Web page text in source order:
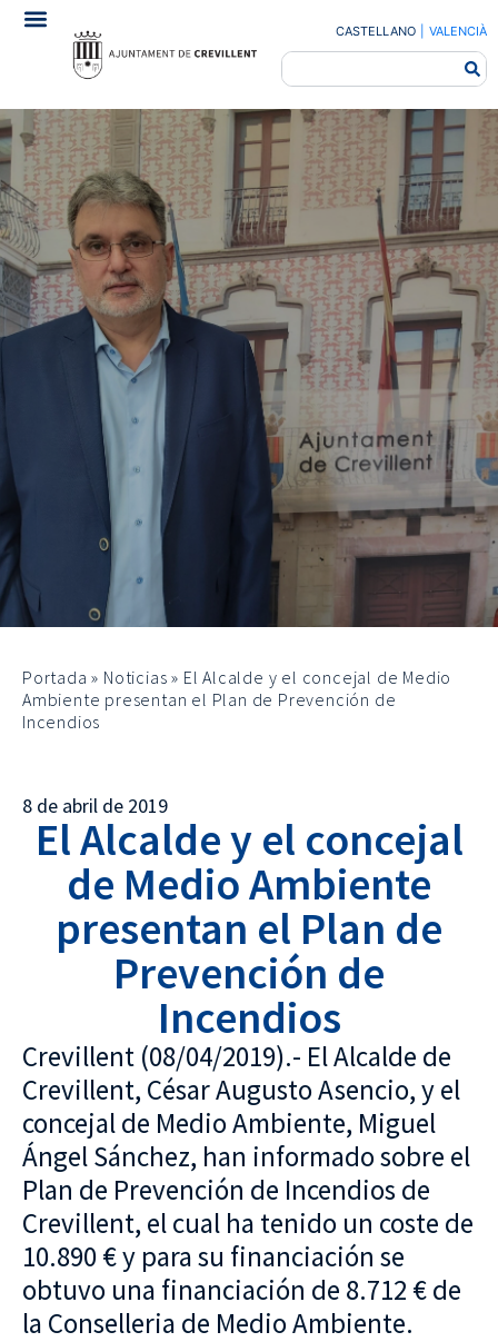
CASTELLANO VALENCIÀ
Portada » Noticias » El Alcalde y el concejal de Medio
Ambiente presentan el Plan de Prevención de
Incendios
8 de abril de 2019
El Alcalde y el concejal
de Medio Ambiente
presentan el Plan de
Prevención de
Incendios
Crevillent (08/04/2019).- El Alcalde de
Crevillent, César Augusto Asencio, y el
concejal de Medio Ambiente, Miguel
Ángel Sánchez, han informado sobre el
Plan de Prevención de Incendios de
Crevillent, el cual ha tenido un coste de
10.890 € y para su financiación se
obtuvo una financiación de 8.712 € de
la Conselleria de Medio Ambiente.